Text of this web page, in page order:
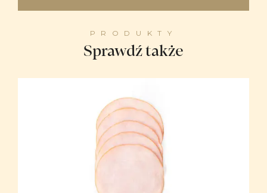
PRODUKTY
Sprawdź także